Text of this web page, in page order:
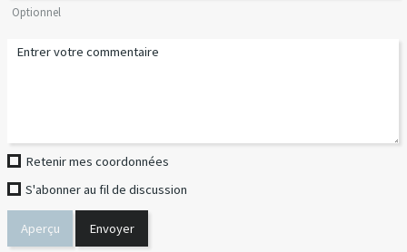
Optionnel
Retenir mes coordonnées
S'abonner au fil de discussion